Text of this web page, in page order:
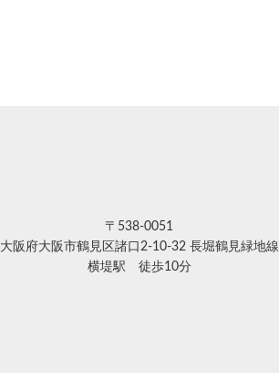
〒538-0051
大阪府大阪市鶴見区諸口2-10-32 長堀鶴見緑地線
横堤駅 徒歩10分